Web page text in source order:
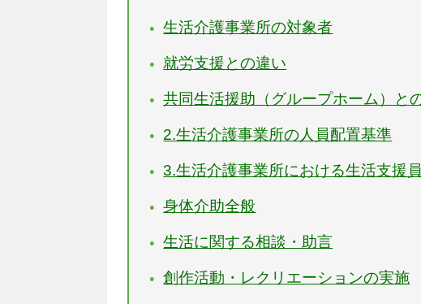
生活介護事業所の対象者
就労支援との違い
共同生活援助（グループホーム）と
2.生活介護事業所の人員配置基準
3.生活介護事業所における生活支援
身体介助全般
生活に関する相談・助言
創作活動・レクリエーションの実施